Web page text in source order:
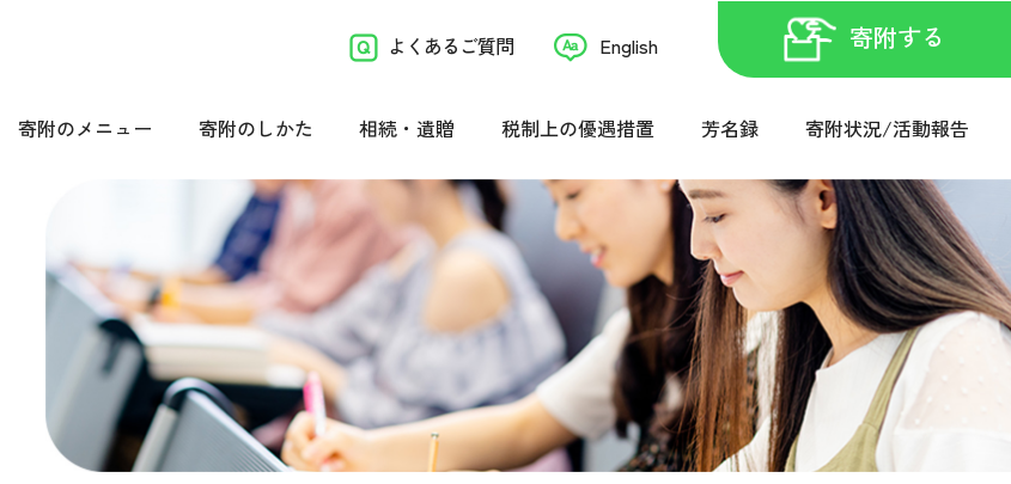
よくあるご質問 English 寄附する
寄附のメニュー 寄附のしかた 相続・遺贈 税制上の優遇措置 芳名録 寄附状況/活動報告